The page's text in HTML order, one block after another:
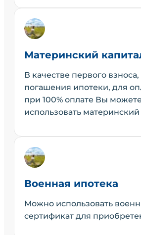
Материнский
В качестве первого взноса,
погашения ипотеки, для
при 100% оплате Вы
использовать материнский
Военная ипотека
Можно использовать
сертификат для